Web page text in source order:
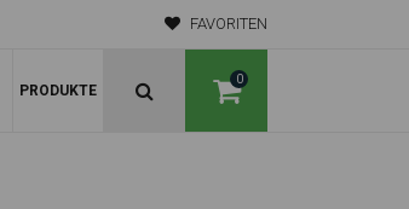
FAVORITEN
0
PRODUKTE